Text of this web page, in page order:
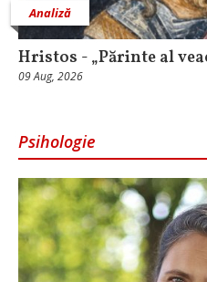
Analiză
Hristos - „Părinte al
09 Aug, 2026
Psihologie